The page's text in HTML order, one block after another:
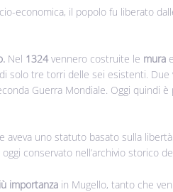
economica, il popolo fu liberato
Nel 1324vennero costruite le mura e
solo tre torri delle sei esistenti.
Guerra Mondiale. Oggi quindi
aveva uno statuto basato sulla
conservato nell’archivio storico
importanza in Mugello, tanto che